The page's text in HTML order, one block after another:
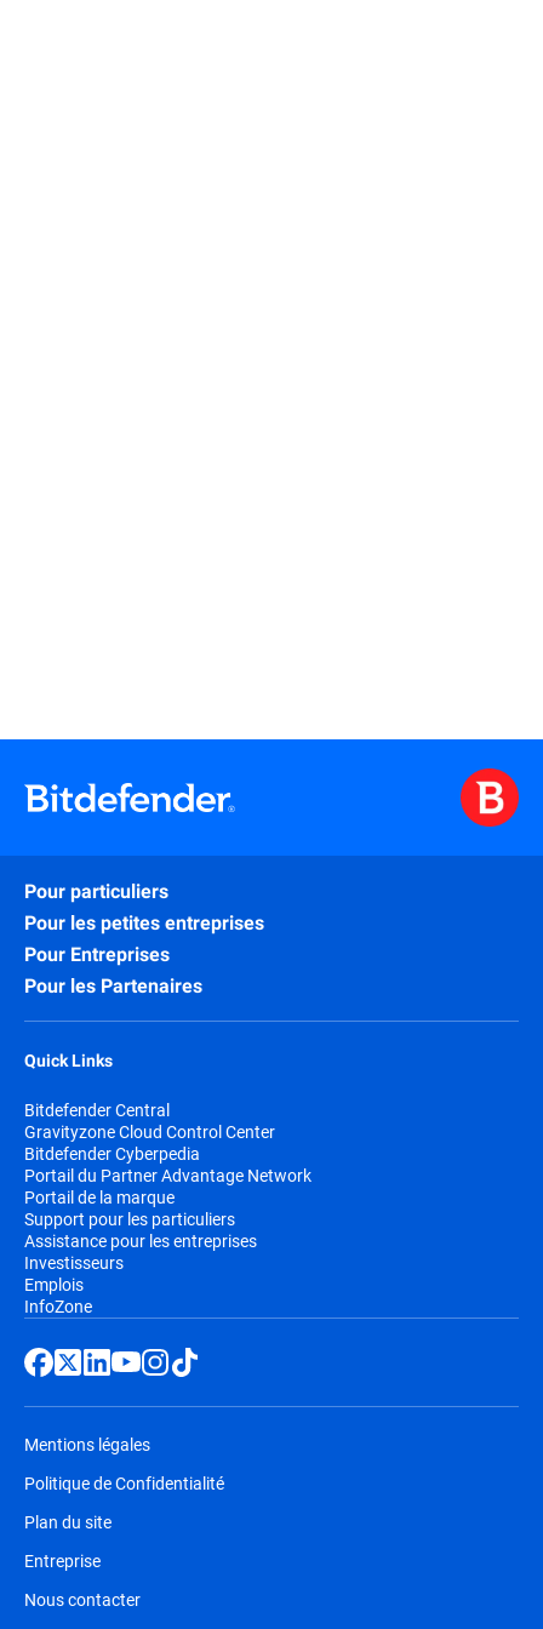
Pour particuliers
Pour les petites entreprises
Pour Entreprises
Pour les Partenaires
Quick Links
Bitdefender Central
Gravityzone Cloud Control Center
Bitdefender Cyberpedia
Portail du Partner Advantage Network
Portail de la marque
Support pour les particuliers
Assistance pour les entreprises
Investisseurs
Emplois
InfoZone
Mentions légales
Politique de Confidentialité
Plan du site
Entreprise
Nous contacter